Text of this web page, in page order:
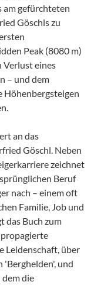
gefürchteten
Göschls zu
Peak (8080 m)
Verlust eines
– und dem
Höhenbergsteigen
an das
Göschl. Neben
zeichnet
Beruf
nach – einem oft
Familie, Job und
das Buch zum
propagierte
Leidenschaft, über
'Berghelden', und
die